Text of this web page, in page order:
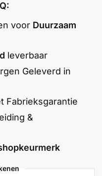
voor Duurzaam
leverbaar
Geleverd in
Fabrieksgarantie
&